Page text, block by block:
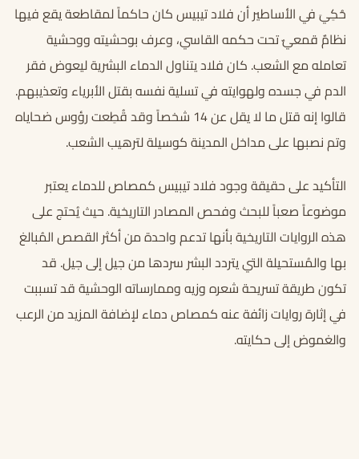
حُكِيَ في الأساطير أن فلاد تيبيس كان حاكماً لمقاطعة يقع فيها
نظامٌ قمعيٌ تحت حكمه القاسي، وعرف بوحشيته ووحشية
تعامله مع الشعب. كان فلاد يتناول الدماء البشرية ليعوض فقر
الدم في جسده ولهوايته في تسلية نفسه بقتل الأبرياء وتعذيبهم.
قالوا إنه قتل ما لا يقل عن 14 شخصاً وقد قُطِعت رؤوس ضحاياه
وتم نصبها على مداخل المدينة كوسيلة لترهيب الشعب.
التأكيد على حقيقة وجود فلاد تيبيس كمصاص للدماء يعتبر
موضوعاً صعباً للبحث وفحص المصادر التاريخية. حيث يُحتج على
هذه الروايات التاريخية بأنها تدعم واحدة من أكثر القصص المُبالغ
بها والمُستحيلة التي يتردد البشر سردها من جيل إلى جيل. قد
تكون طريقة تسريحة شعره وزيه وممارساته الوحشية قد تسببت
في إثارة روايات زائفة عنه كمصاص دماء لإضافة المزيد من الرعب
والغموض إلى حكايته.